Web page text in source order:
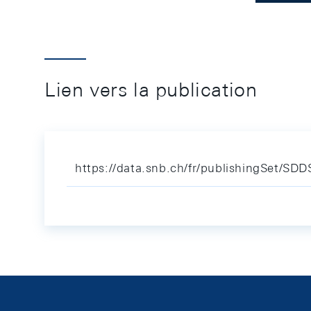
Lien vers la publication
https://data.snb.ch/fr/publishingSet/